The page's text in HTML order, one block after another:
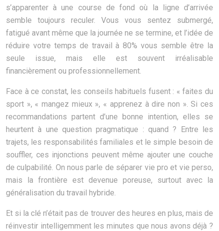
s’apparenter à une course de fond où la ligne d’arrivée
semble toujours reculer. Vous vous sentez submergé,
fatigué avant même que la journée ne se termine, et l’idée de
réduire votre temps de travail à 80% vous semble être la
seule issue, mais elle est souvent irréalisable
financièrement ou professionnellement.
Face à ce constat, les conseils habituels fusent : « faites du
sport », « mangez mieux », « apprenez à dire non ». Si ces
recommandations partent d’une bonne intention, elles se
heurtent à une question pragmatique : quand ? Entre les
trajets, les responsabilités familiales et le simple besoin de
souffler, ces injonctions peuvent même ajouter une couche
de culpabilité. On nous parle de séparer vie pro et vie perso,
mais la frontière est devenue poreuse, surtout avec la
généralisation du travail hybride.
Et si la clé n’était pas de trouver des heures en plus, mais de
réinvestir intelligemment les minutes que nous avons déjà ?